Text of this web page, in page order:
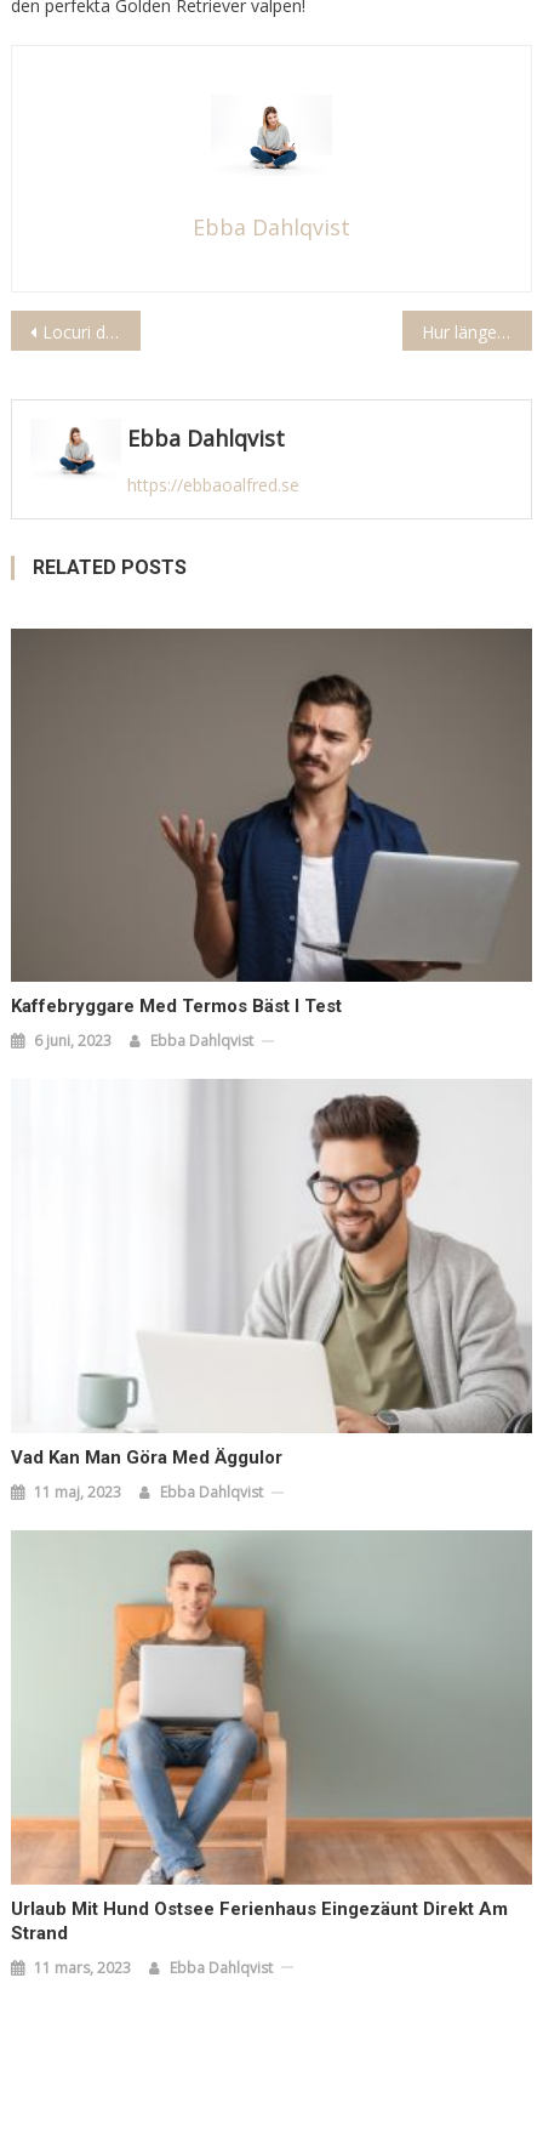
den perfekta Golden Retriever valpen!
Ebba Dahlqvist
Inläggsnavigering
Locuri de muncă în germania cu număr de telefon Hur länge håller tillagad köttfärs i kylen
Ebba Dahlqvist
https://ebbaoalfred.se
RELATED POSTS
Kaffebryggare Med Termos Bäst I Test
6 juni, 2023 Ebba Dahlqvist
Vad Kan Man Göra Med Äggulor
11 maj, 2023 Ebba Dahlqvist
Urlaub Mit Hund Ostsee Ferienhaus Eingezäunt Direkt Am
Strand
11 mars, 2023 Ebba Dahlqvist